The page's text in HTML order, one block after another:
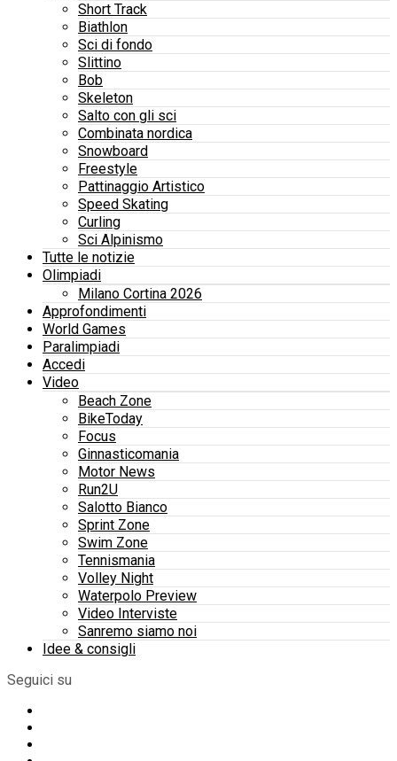
Short Track
Biathlon
Sci di fondo
Slittino
Bob
Skeleton
Salto con gli sci
Combinata nordica
Snowboard
Freestyle
Pattinaggio Artistico
Speed Skating
Curling
Sci Alpinismo
Tutte le notizie
Olimpiadi
Milano Cortina 2026
Approfondimenti
World Games
Paralimpiadi
Accedi
Video
Beach Zone
BikeToday
Focus
Ginnasticomania
Motor News
Run2U
Salotto Bianco
Sprint Zone
Swim Zone
Tennismania
Volley Night
Waterpolo Preview
Video Interviste
Sanremo siamo noi
Idee & consigli
Seguici su